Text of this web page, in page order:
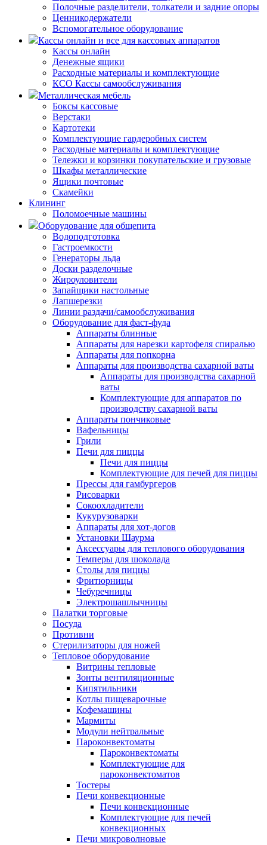
Полочные разделители, толкатели и задние опоры
Ценникодержатели
Вспомогательное оборудование
Кассы онлайн и все для кассовых аппаратов
Кассы онлайн
Денежные ящики
Расходные материалы и комплектующие
КСО Кассы самообслуживания
Металлическая мебель
Боксы кассовые
Верстаки
Картотеки
Комплектующие гардеробных систем
Расходные материалы и комплектующие
Тележки и корзинки покупательские и грузовые
Шкафы металлические
Ящики почтовые
Скамейки
Клининг
Поломоечные машины
Оборудование для общепита
Водоподготовка
Гастроемкости
Генераторы льда
Доски разделочные
Жироуловители
Запайщики настольные
Лапшерезки
Линии раздачи/самообслуживания
Оборудование для фаст-фуда
Аппараты блинные
Аппараты для нарезки картофеля спиралью
Аппараты для попкорна
Аппараты для производства сахарной ваты
Аппараты для производства сахарной
ваты
Комплектующие для аппаратов по
производству сахарной ваты
Аппараты пончиковые
Вафельницы
Грили
Печи для пиццы
Печи для пиццы
Комплектующие для печей для пиццы
Прессы для гамбургеров
Рисоварки
Сокоохладители
Кукурузоварки
Аппараты для хот-догов
Установки Шаурма
Аксессуары для теплового оборудования
Темперы для шоколада
Столы для пиццы
Фритюрницы
Чебуречницы
Электрошашлычницы
Палатки торговые
Посуда
Противни
Стерилизаторы для ножей
Тепловое оборудование
Витрины тепловые
Зонты вентиляционные
Кипятильники
Котлы пищеварочные
Кофемашины
Мармиты
Модули нейтральные
Пароконвектоматы
Пароконвектоматы
Комплектующие для
пароконвектоматов
Тостеры
Печи конвекционные
Печи конвекционные
Комплектующие для печей
конвекционных
Печи микроволновые